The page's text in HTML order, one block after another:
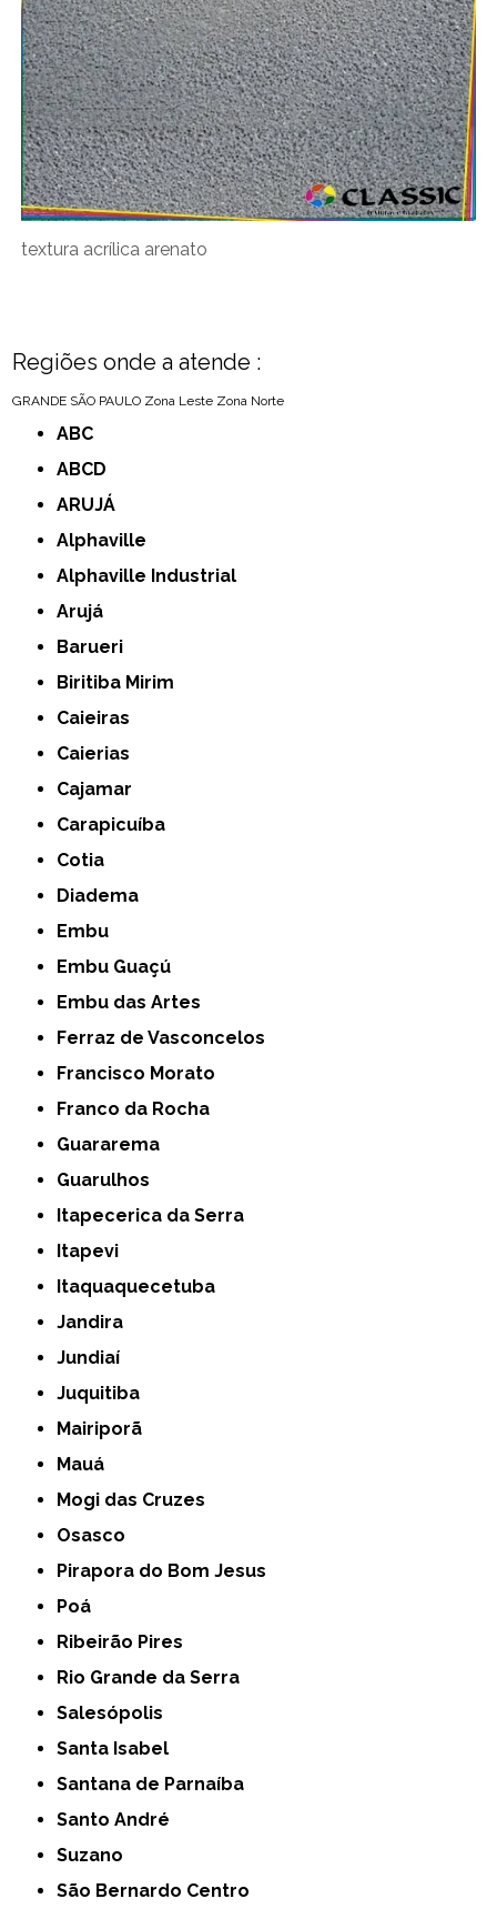
textura acrílica arenato
Regiões onde a atende :
GRANDE SÃO PAULO Zona Leste Zona Norte
ABC
ABCD
ARUJÁ
Alphaville
Alphaville Industrial
Arujá
Barueri
Biritiba Mirim
Caieiras
Caierias
Cajamar
Carapicuíba
Cotia
Diadema
Embu
Embu Guaçú
Embu das Artes
Ferraz de Vasconcelos
Francisco Morato
Franco da Rocha
Guararema
Guarulhos
Itapecerica da Serra
Itapevi
Itaquaquecetuba
Jandira
Jundiaí
Juquitiba
Mairiporã
Mauá
Mogi das Cruzes
Osasco
Pirapora do Bom Jesus
Poá
Ribeirão Pires
Rio Grande da Serra
Salesópolis
Santa Isabel
Santana de Parnaíba
Santo André
Suzano
São Bernardo Centro